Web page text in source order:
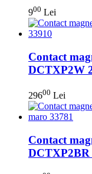
900 Lei
Contact
DCTXP2W
29600 Lei
Contact
DCTXP2BR